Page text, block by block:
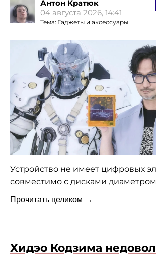
Антон Кратюк
04 августа 2026, 14:41
Тема: Гаджеты и аксессуары
Устройство не имеет цифровых
совместимо с дисками
Прочитать целиком →
Хидэо Кодзима